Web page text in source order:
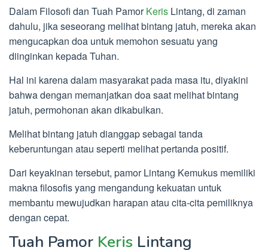
Dalam Filosofi dan Tuah PamorKeris Lintang, di zaman
dahulu, jika seseorang melihat bintang jatuh, mereka akan
mengucapkan doa untuk memohon sesuatu yang
diinginkan kepada Tuhan.
Hal ini karena dalam masyarakat pada masa itu, diyakini
bahwa dengan memanjatkan doa saat melihat bintang
jatuh, permohonan akan dikabulkan.
Melihat bintang jatuh dianggap sebagai tanda
keberuntungan atau seperti melihat pertanda positif.
Dari keyakinan tersebut, pamor Lintang Kemukus memiliki
makna filosofis yang mengandung kekuatan untuk
membantu mewujudkan harapan atau cita-cita pemiliknya
dengan cepat.
Tuah Pamor Keris Lintang